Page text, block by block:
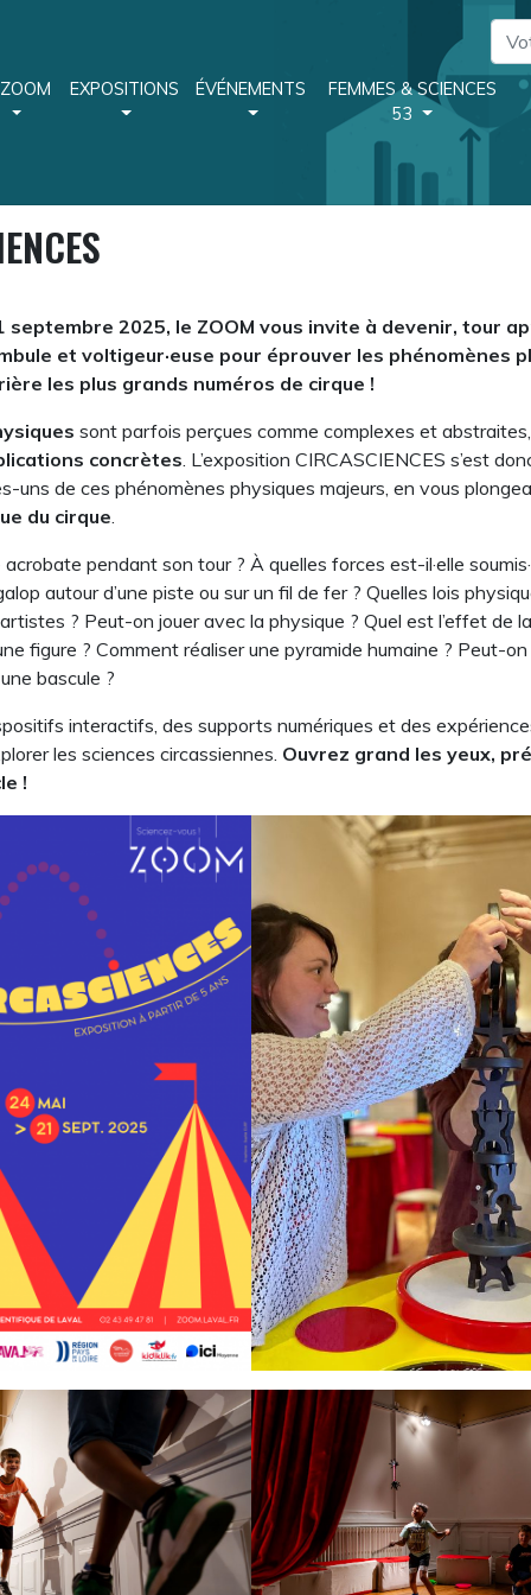
EXPOSITIONS ÉVÉNEMENTS
FEMMES & SCIENCES
53
septembre 2025, le ZOOM vous invite à devenir, tour
et voltigeur·euse pour éprouver les phénomènes
les plus grands numéros de cirque !
sont parfois perçues comme complexes et
concrètes . L’exposition CIRCASCIENCES s’est
uns de ces phénomènes physiques majeurs, en vous
du cirque
acrobate pendant son tour ? À quelles forces est-il·elle
autour d’une piste ou sur un fil de fer ? Quelles lois
? Peut-on jouer avec la physique ? Quel est l’effet de
figure ? Comment réaliser une pyramide humaine ? Peut-
bascule ?
interactifs, des supports numériques et des
les sciences circassiennes. Ouvrez grand les yeux,
!